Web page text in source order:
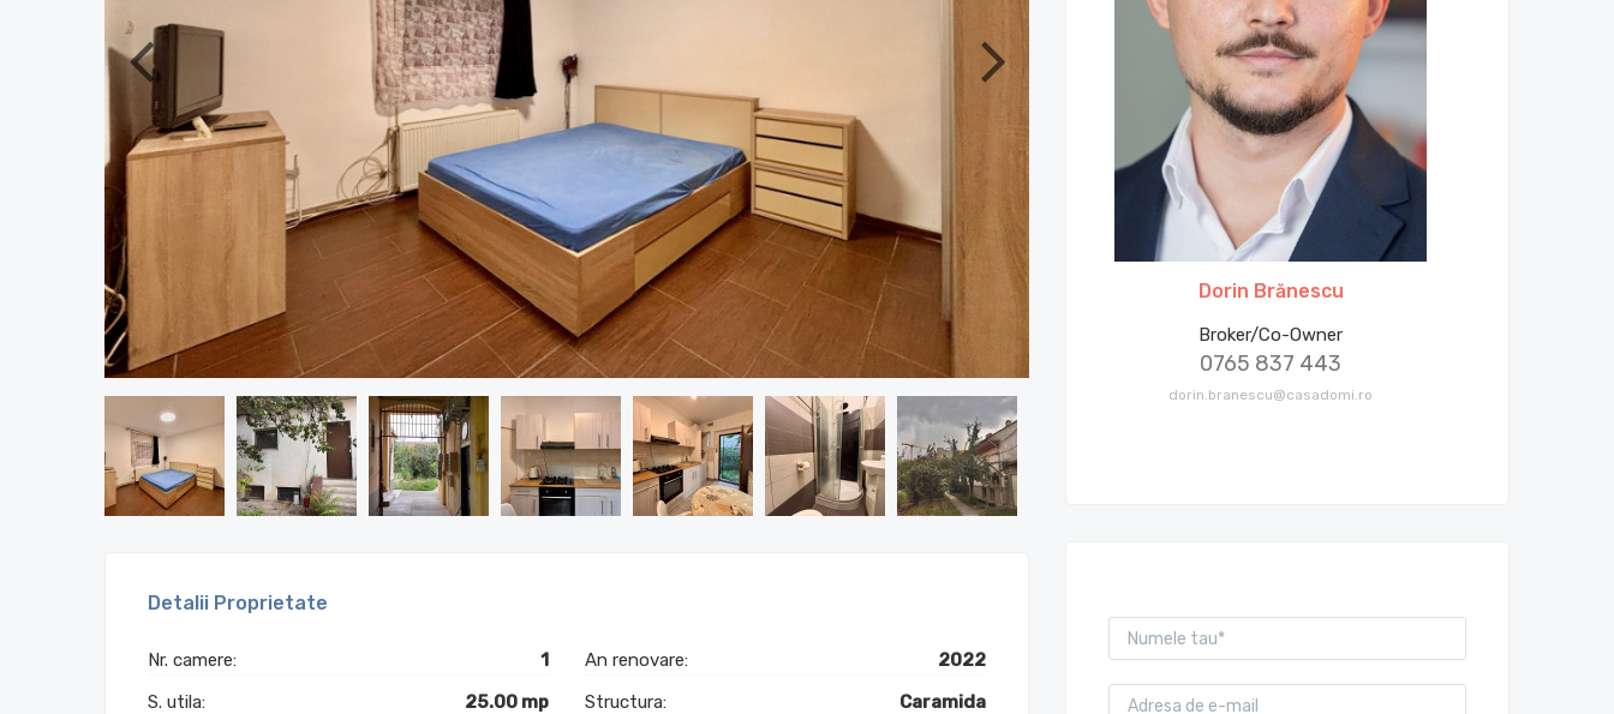
Detalii Proprietate
Nr. camere:
1
S. utila:
25.00 mp
An renovare:
2022
Structura:
Caramida
Dorin Brănescu
Broker/Co-Owner
0765 837 443
dorin.branescu@casadomi.ro